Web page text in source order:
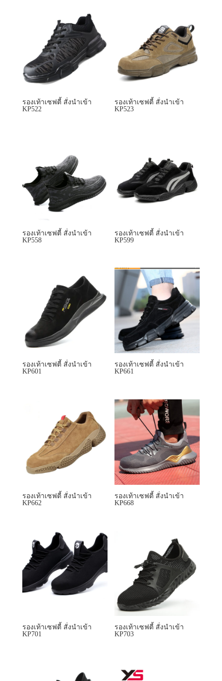
รองเท้าเซฟตี้ สั่งนำเข้า
KP522
รองเท้าเซฟตี้ สั่งนำเข้า
KP523
รองเท้าเซฟตี้ สั่งนำเข้า
KP558
รองเท้าเซฟตี้ สั่งนำเข้า
KP599
รองเท้าเซฟตี้ สั่งนำเข้า
KP601
รองเท้าเซฟตี้ สั่งนำเข้า
KP661
รองเท้าเซฟตี้ สั่งนำเข้า
KP662
รองเท้าเซฟตี้ สั่งนำเข้า
KP668
รองเท้าเซฟตี้ สั่งนำเข้า
KP701
รองเท้าเซฟตี้ สั่งนำเข้า
KP703